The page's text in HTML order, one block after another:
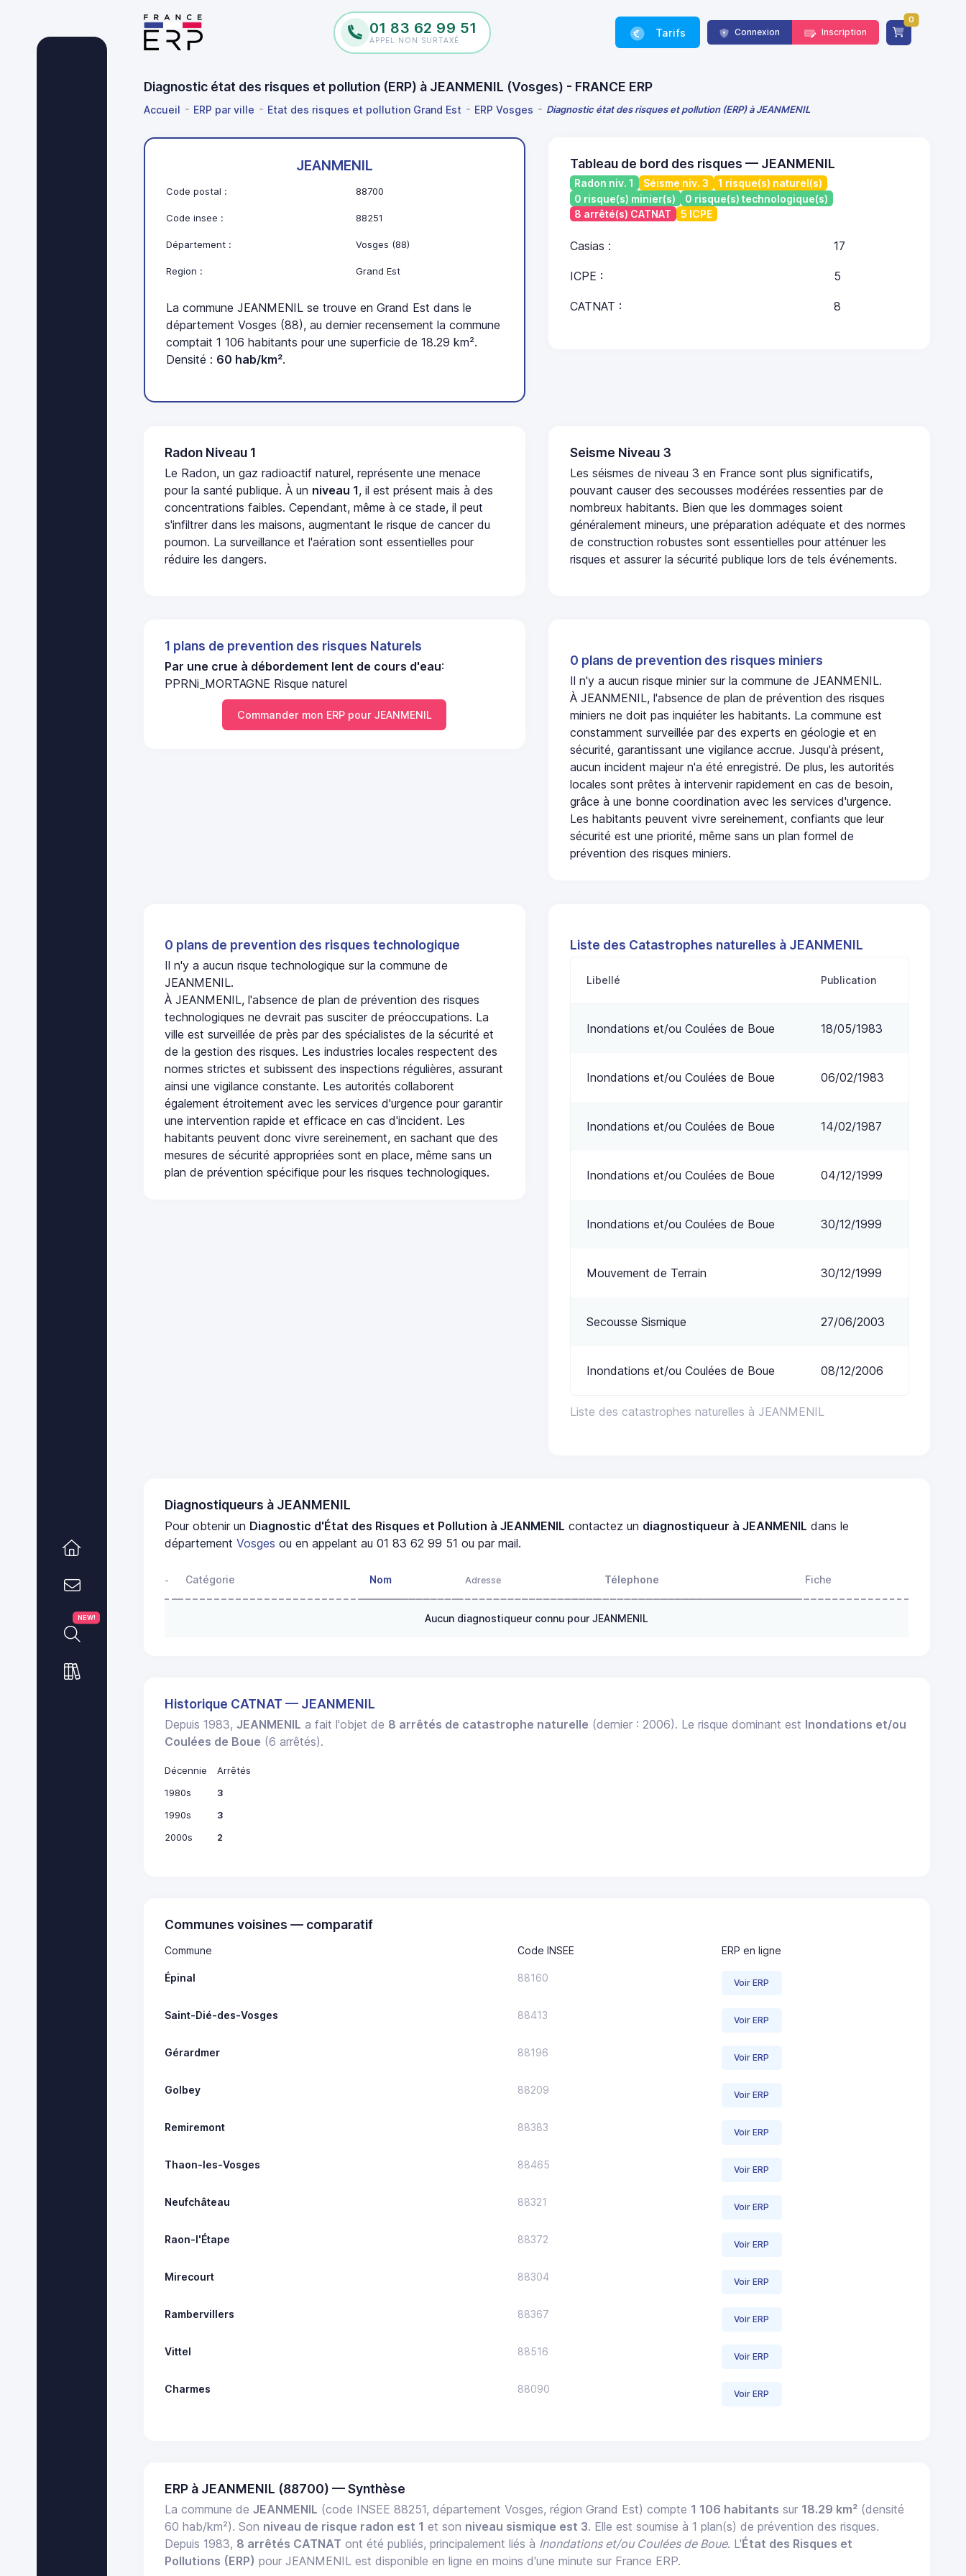
01 83 62 99 51
APPEL NON SURTAXÉ
Tarifs Connexion Inscription
0
Diagnostic état des risques et pollution (ERP) à JEANMENIL (Vosges) - FRANCE ERP
Accueil ERP par ville Etat des risques et pollution Grand Est ERP Vosges Diagnostic état des risques et pollution (ERP) à JEANMENIL
NEW!
JEANMENIL
Code postal : 88700
Code insee : 88251
Département : Vosges (88)
Region : Grand Est
La commune JEANMENIL se trouve en Grand Est dans le
département Vosges (88), au dernier recensement la commune
comptait 1 106 habitants pour une superficie de 18.29 km².
Densité : 60 hab/km².
Tableau de bord des risques — JEANMENIL
Radon niv. 1 Séisme niv. 3
1 risque(s) naturel(s)
0 risque(s) minier(s)
0 risque(s) technologique(s)
8 arrêté(s) CATNAT
5 ICPE
Casias : 17
ICPE : 5
CATNAT : 8
Radon Niveau 1
Le Radon, un gaz radioactif naturel, représente une menace
pour la santé publique. À un niveau 1, il est présent mais à des
concentrations faibles. Cependant, même à ce stade, il peut
s'infiltrer dans les maisons, augmentant le risque de cancer du
poumon. La surveillance et l'aération sont essentielles pour
réduire les dangers.
Seisme Niveau 3
Les séismes de niveau 3 en France sont plus significatifs,
pouvant causer des secousses modérées ressenties par de
nombreux habitants. Bien que les dommages soient
généralement mineurs, une préparation adéquate et des normes
de construction robustes sont essentielles pour atténuer les
risques et assurer la sécurité publique lors de tels événements.
1 plans de prevention des risques Naturels
Par une crue à débordement lent de cours d'eau:
PPRNi_MORTAGNE Risque naturel
Commander mon ERP pour JEANMENIL
0 plans de prevention des risques miniers
Il n'y a aucun risque minier sur la commune de JEANMENIL.
À JEANMENIL, l'absence de plan de prévention des risques
miniers ne doit pas inquiéter les habitants. La commune est
constamment surveillée par des experts en géologie et en
sécurité, garantissant une vigilance accrue. Jusqu'à présent,
aucun incident majeur n'a été enregistré. De plus, les autorités
locales sont prêtes à intervenir rapidement en cas de besoin,
grâce à une bonne coordination avec les services d'urgence.
Les habitants peuvent vivre sereinement, confiants que leur
sécurité est une priorité, même sans un plan formel de
prévention des risques miniers.
0 plans de prevention des risques technologique
Il n'y a aucun risque technologique sur la commune de
JEANMENIL.
À JEANMENIL, l'absence de plan de prévention des risques
technologiques ne devrait pas susciter de préoccupations. La
ville est surveillée de près par des spécialistes de la sécurité et
de la gestion des risques. Les industries locales respectent des
normes strictes et subissent des inspections régulières, assurant
ainsi une vigilance constante. Les autorités collaborent
également étroitement avec les services d'urgence pour garantir
une intervention rapide et efficace en cas d'incident. Les
habitants peuvent donc vivre sereinement, en sachant que des
mesures de sécurité appropriées sont en place, même sans un
plan de prévention spécifique pour les risques technologiques.
Liste des Catastrophes naturelles à JEANMENIL
Liste des catastrophes naturelles à JEANMENIL
Libellé Publication
Inondations et/ou Coulées de Boue 18/05/1983
Inondations et/ou Coulées de Boue 06/02/1983
Inondations et/ou Coulées de Boue 14/02/1987
Inondations et/ou Coulées de Boue 04/12/1999
Inondations et/ou Coulées de Boue 30/12/1999
Mouvement de Terrain 30/12/1999
Secousse Sismique 27/06/2003
Inondations et/ou Coulées de Boue 08/12/2006
Diagnostiqueurs à JEANMENIL
Pour obtenir un Diagnostic d'État des Risques et Pollution à JEANMENIL contactez un diagnostiqueur à JEANMENIL dans le
départementVosges ou en appelant au 01 83 62 99 51 ou par mail.
- Catégorie Nom Adresse Télephone Fiche
Aucun diagnostiqueur connu pour JEANMENIL
Historique CATNAT — JEANMENIL
Depuis 1983,JEANMENIL a fait l'objet de 8 arrêtés de catastrophe naturelle (dernier : 2006). Le risque dominant est Inondations et/ou
Coulées de Boue (6 arrêtés).
Décennie
Arrêtés
1980s
3
1990s
3
2000s
2
Communes voisines — comparatif
Commune Code INSEE ERP en ligne
Épinal 88160 Voir ERP
Saint-Dié-des-Vosges 88413 Voir ERP
Gérardmer 88196 Voir ERP
Golbey 88209 Voir ERP
Remiremont 88383 Voir ERP
Thaon-les-Vosges 88465 Voir ERP
Neufchâteau 88321 Voir ERP
Raon-l'Étape 88372 Voir ERP
Mirecourt 88304 Voir ERP
Rambervillers 88367 Voir ERP
Vittel 88516 Voir ERP
Charmes 88090 Voir ERP
ERP à JEANMENIL (88700) — Synthèse
La commune deJEANMENIL (code INSEE 88251, département Vosges, région Grand Est) compte 1 106 habitants sur 18.29 km² (densité
60 hab/km²). Son niveau de risque radon est 1 et son niveau sismique est 3. Elle est soumise à 1 plan(s) de prévention des risques.
Depuis 1983, 8 arrêtés CATNAT ont été publiés, principalement liés à Inondations et/ou Coulées de Boue. L'État des Risques et
Pollutions (ERP) pour JEANMENIL est disponible en ligne en moins d'une minute sur France ERP.